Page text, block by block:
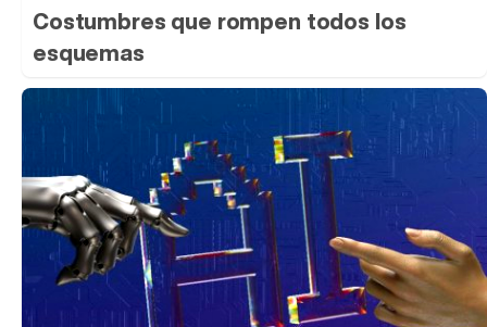
Costumbres que rompen todos los
esquemas